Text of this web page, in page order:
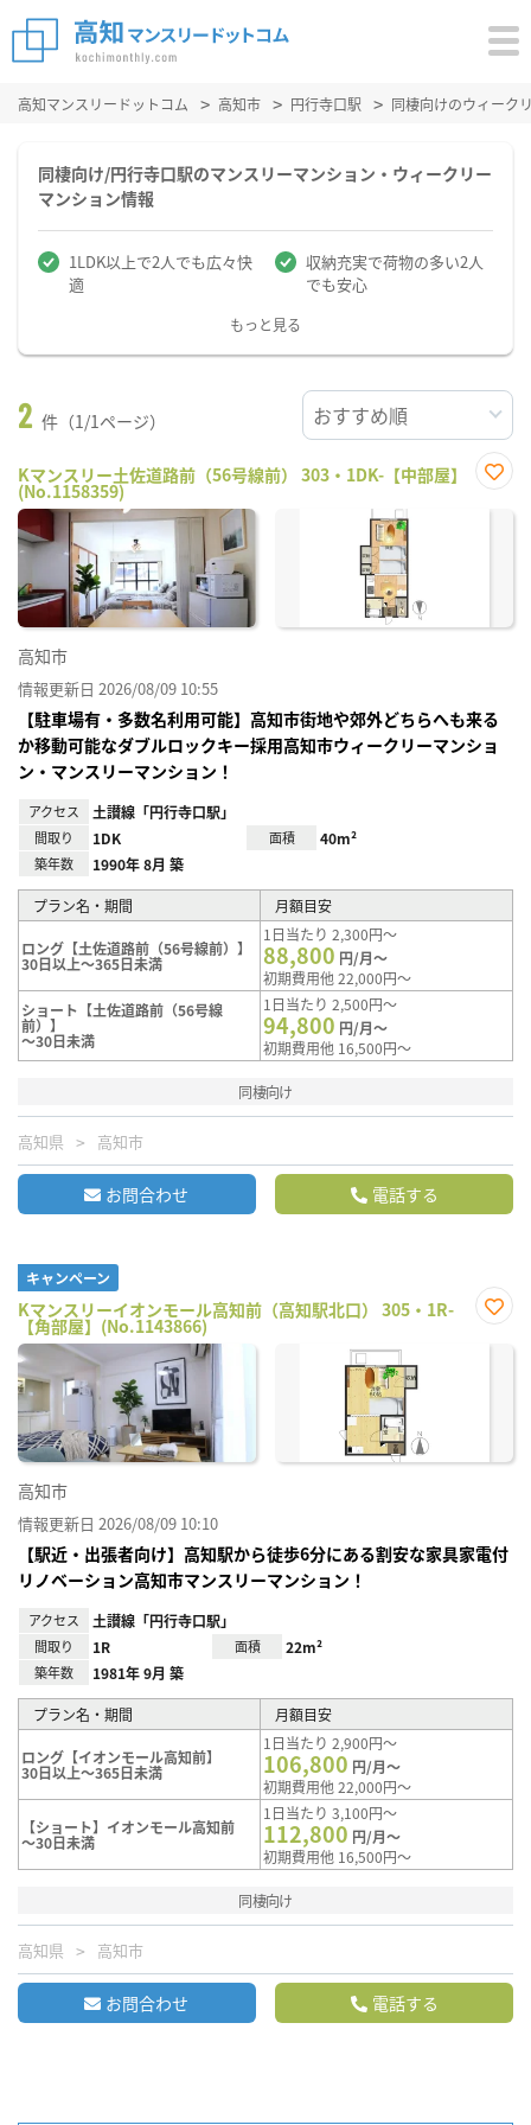
高知マンスリードットコム 高知市 円行寺口駅 同棲向けのウィーク
同棲向け/円行寺口駅のマンスリーマンション・ウィークリー
マンション情報
1LDK以上で2人でも広々快
適
収納充実で荷物の多い2人
でも安心
もっと見る
2 件（1/1ページ）
Kマンスリー土佐道路前（56号線前） 303・1DK-【中部屋】
(No.1158359)
に入
高知市
情報更新日 2026/08/09 10:55
【駐車場有・多数名利用可能】高知市街地や郊外どちらへも来る
か移動可能なダブルロックキー採用高知市ウィークリーマンショ
ン・マンスリーマンション！
アクセス 土讃線「円行寺口駅」
間取り 1DK 面積 40m²
築年数 1990年 8月 築
プラン名・期間 月額目安
ロング【土佐道路前（56号線前）】
30日以上～365日未満
1日当たり 2,300円～
88,800 円/月～
初期費用他 22,000円～
ショート【土佐道路前（56号線
前）】
～30日未満
1日当たり 2,500円～
94,800 円/月～
初期費用他 16,500円～
同棲向け
高知県 高知市
お問合わせ 電話する
キャンペーン
Kマンスリーイオンモール高知前（高知駅北口） 305・1R-
【角部屋】(No.1143866)
に入
高知市
情報更新日 2026/08/09 10:10
【駅近・出張者向け】高知駅から徒歩6分にある割安な家具家電付
リノベーション高知市マンスリーマンション！
アクセス 土讃線「円行寺口駅」
間取り 1R 面積 22m²
築年数 1981年 9月 築
プラン名・期間 月額目安
ロング【イオンモール高知前】
30日以上～365日未満
1日当たり 2,900円～
106,800 円/月～
初期費用他 22,000円～
【ショート】イオンモール高知前
～30日未満
1日当たり 3,100円～
112,800 円/月～
初期費用他 16,500円～
同棲向け
高知県 高知市
お問合わせ 電話する